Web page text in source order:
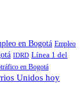
en Bogotá Empleo
IDRD Línea 1 del
en Bogotá
Unidos hoy